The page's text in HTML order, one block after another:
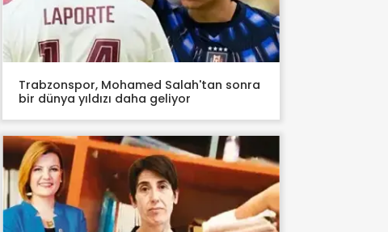
Trabzonspor, Mohamed Salah'tan sonra
bir dünya yıldızı daha geliyor